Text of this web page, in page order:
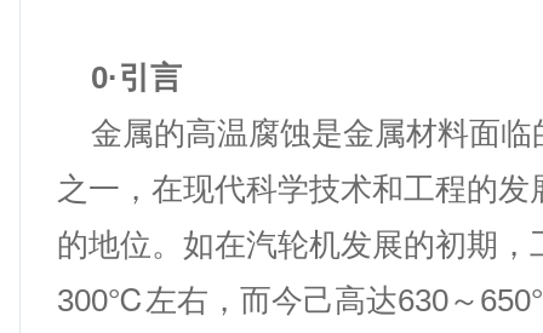
0·引言
金属的高温腐蚀是金属材料面临
之一，在现代科学技术和工程的发
的地位。如在汽轮机发展的初期，
300℃左右，而今己高达630～